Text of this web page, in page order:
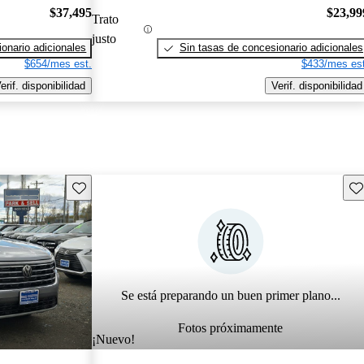
$37,495
adicionales
$654/mes est.
disponibilidad
Trato
justo
Sin tasas de concesionario adicionales
$433/mes
Verif. disponibilidad
Guarda este Aviso
Se está preparando un buen primer plano...
Fotos próximamente
¡Nuevo!